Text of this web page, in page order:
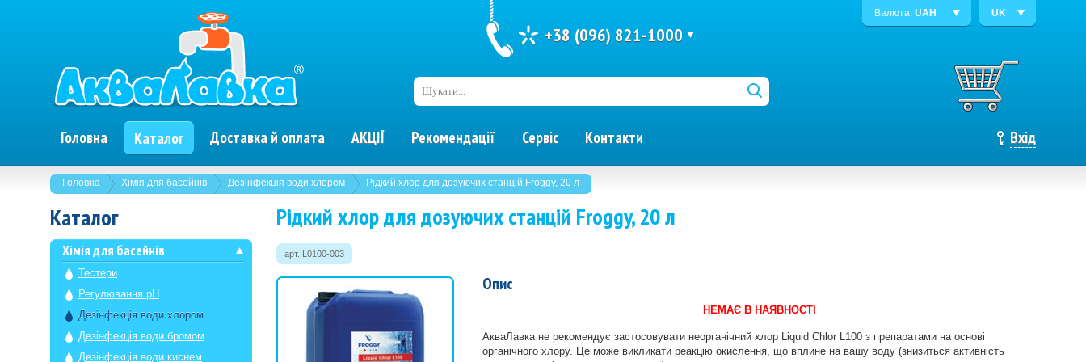
Валюта: UAH UK
Вхід
Головна Каталог Доставка й оплата АКЦІЇ Рекомендації Сервіс Контакти
Шукати...
+38 (096) 821-1000
Головна Хімія для басейнів Дезінфекція води хлором Рідкий хлор для дозуючих станцій Froggy, 20 л
Рідкий хлор для дозуючих станцій Froggy, 20 л
арт. L0100-003
Опис
НЕМАЄ В НАЯВНОСТІ
АкваЛавка не рекомендує застосовувати неорганічний хлор Liquid Chlor L100 з препаратами на основі
органічного хлору. Це може викликати реакцію окислення, що вплине на вашу воду (знизиться активність
Каталог
Хімія для басейнів
Тестери
Регулювання рН
Дезінфекція води хлором
Дезінфекція води бромом
Дезінфекція води киснем